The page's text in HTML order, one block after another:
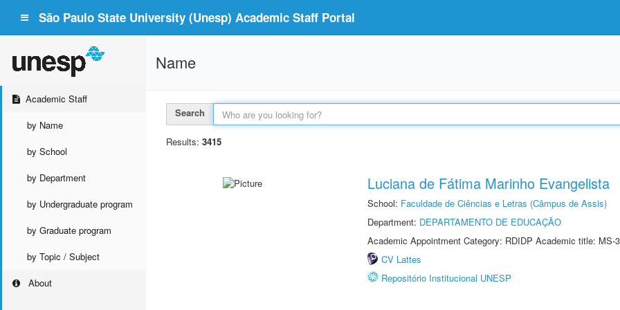
São Paulo State University (Unesp) Academic Staff Portal
Academic Staff
by Name
by School
by Department
by Undergraduate program
by Graduate program
by Topic / Subject
About
Name
Search
Results: 3415
Luciana de Fátima Marinho Evangelista
School: Faculdade de Ciências e Letras (Câmpus de Assis)
Department: DEPARTAMENTO DE EDUCAÇÃO
Academic Appointment Category: RDIDP Academic title: MS-
CV Lattes
Repositório Institucional UNESP